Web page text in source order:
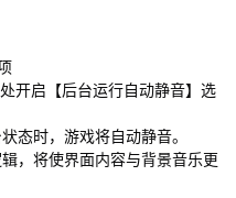
开启【后台运行自动静音】选
态时，游戏将自动静音。
，将使界面内容与背景音乐更